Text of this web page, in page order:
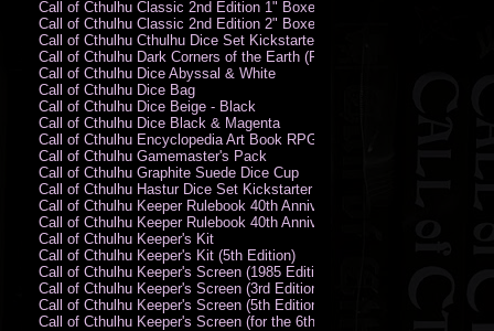
Call of Cthulhu Classic 2nd Edition 1" Boxed Rules Set
Call of Cthulhu Classic 2nd Edition 2" Boxed Rules Set
Call of Cthulhu Cthulhu Dice Set Kickstarter Edition
Call of Cthulhu Dark Corners of the Earth (PC)
Call of Cthulhu Dice Abyssal & White
Call of Cthulhu Dice Bag
Call of Cthulhu Dice Beige - Black
Call of Cthulhu Dice Black & Magenta
Call of Cthulhu Encyclopedia Art Book RPG KA
Call of Cthulhu Gamemaster's Pack
Call of Cthulhu Graphite Suede Dice Cup
Call of Cthulhu Hastur Dice Set Kickstarter Edition
Call of Cthulhu Keeper Rulebook 40th Anniversary Edition
Call of Cthulhu Keeper Rulebook 40th Anniversary Edition (PDF)
Call of Cthulhu Keeper's Kit
Call of Cthulhu Keeper's Kit (5th Edition)
Call of Cthulhu Keeper's Screen (1985 Edition)
Call of Cthulhu Keeper's Screen (3rd Edition)
Call of Cthulhu Keeper's Screen (5th Edition)
Call of Cthulhu Keeper's Screen (for the 6th Edition Rules)